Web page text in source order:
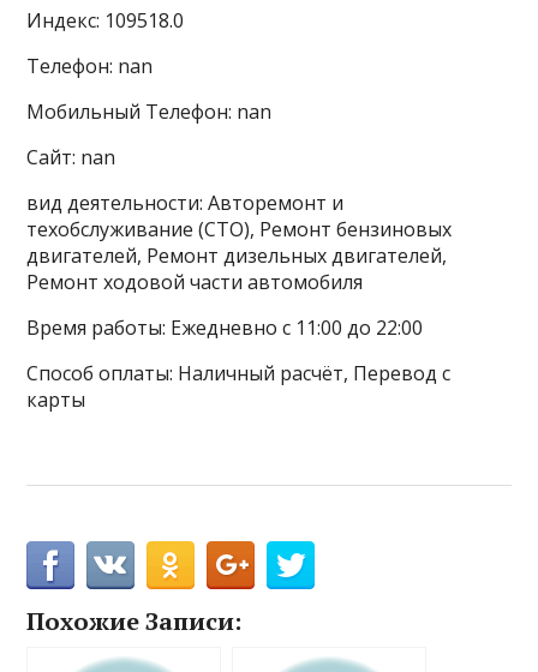
Индекс: 109518.0
Телефон: nan
Мобильный Телефон: nan
Сайт: nan
вид деятельности: Авторемонт и
техобслуживание (СТО), Ремонт бензиновых
двигателей, Ремонт дизельных двигателей,
Ремонт ходовой части автомобиля
Время работы: Ежедневно с 11:00 до 22:00
Способ оплаты: Наличный расчёт, Перевод с
карты
Похожие Записи: